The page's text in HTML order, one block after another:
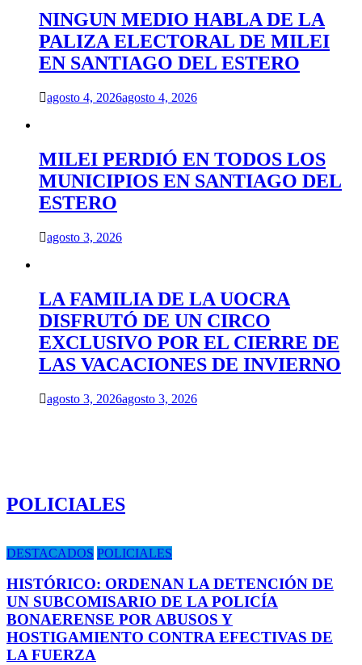
NINGUN MEDIO HABLA DE LA
PALIZA ELECTORAL DE MILEI
EN SANTIAGO DEL ESTERO
agosto 4, 2026agosto 4, 2026
MILEI PERDIÓ EN TODOS LOS
MUNICIPIOS EN SANTIAGO DEL
ESTERO
agosto 3, 2026
LA FAMILIA DE LA UOCRA
DISFRUTÓ DE UN CIRCO
EXCLUSIVO POR EL CIERRE DE
LAS VACACIONES DE INVIERNO
agosto 3, 2026agosto 3, 2026
POLICIALES
DESTACADOS POLICIALES
HISTÓRICO: ORDENAN LA DETENCIÓN DE
UN SUBCOMISARIO DE LA POLICÍA
BONAERENSE POR ABUSOS Y
HOSTIGAMIENTO CONTRA EFECTIVAS DE
LA FUERZA